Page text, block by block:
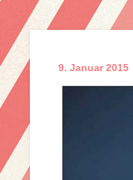
9. Januar 2015